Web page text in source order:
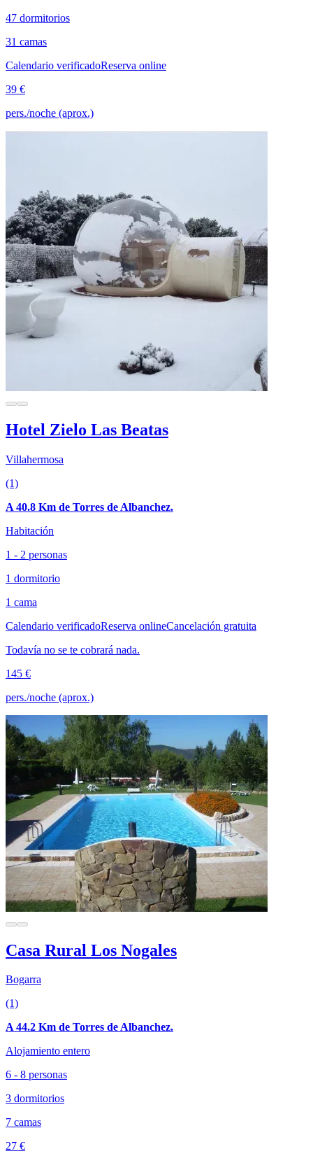
47 dormitorios
31 camas
Calendario verificadoReserva online
39 €
pers./noche (aprox.)
Hotel Zielo Las Beatas
Villahermosa
(1)
A 40.8 Km de Torres de Albanchez.
Habitación
1 - 2 personas
1 dormitorio
1 cama
Calendario verificadoReserva onlineCancelación gratuita
Todavía no se te cobrará nada.
145 €
pers./noche (aprox.)
Casa Rural Los Nogales
Bogarra
(1)
A 44.2 Km de Torres de Albanchez.
Alojamiento entero
6 - 8 personas
3 dormitorios
7 camas
27 €